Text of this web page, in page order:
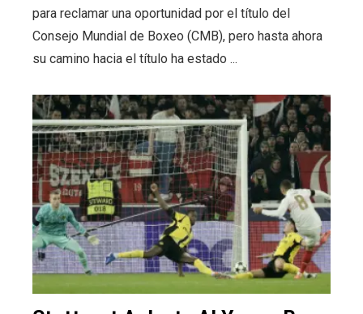
para reclamar una oportunidad por el título del
Consejo Mundial de Boxeo (CMB), pero hasta ahora
su camino hacia el título ha estado ...